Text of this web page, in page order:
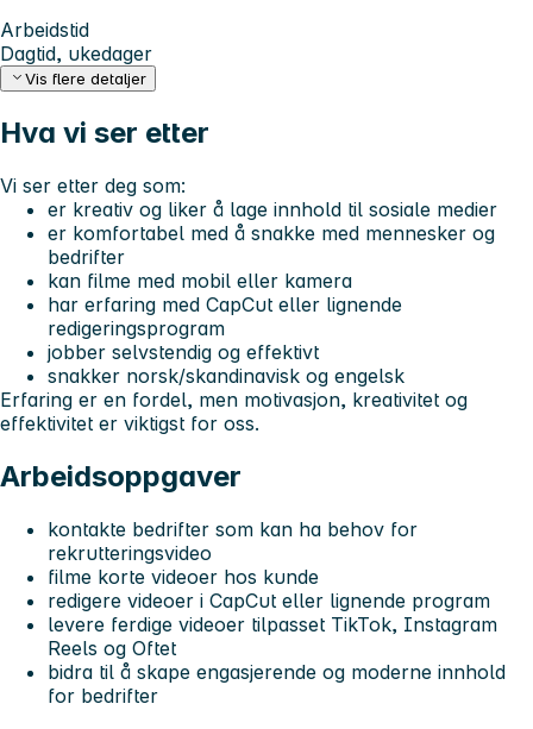
Arbeidstid
Dagtid, ukedager
Vis flere detaljer
Hva vi ser etter
Vi ser etter deg som:
er kreativ og liker å lage innhold til sosiale medier
er komfortabel med å snakke med mennesker og
bedrifter
kan filme med mobil eller kamera
har erfaring med CapCut eller lignende
redigeringsprogram
jobber selvstendig og effektivt
snakker norsk/skandinavisk og engelsk
Erfaring er en fordel, men motivasjon, kreativitet og
effektivitet er viktigst for oss.
Arbeidsoppgaver
kontakte bedrifter som kan ha behov for
rekrutteringsvideo
filme korte videoer hos kunde
redigere videoer i CapCut eller lignende program
levere ferdige videoer tilpasset TikTok, Instagram
Reels og Oftet
bidra til å skape engasjerende og moderne innhold
for bedrifter